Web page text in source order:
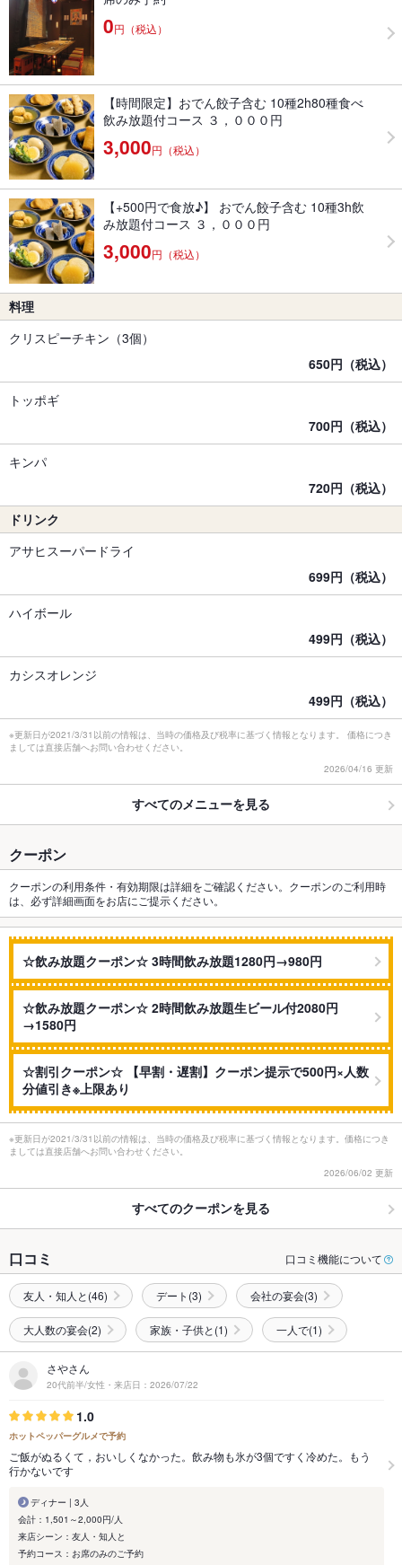
0円（税込）
【時間限定】おでん餃子含む 10種2h80種食べ
飲み放題付コース ３，０００円
3,000円（税込）
【+500円で食放♪】 おでん餃子含む 10種3h飲
み放題付コース ３，０００円
3,000円（税込）
料理
クリスピーチキン（3個）
650円（税込）
トッポギ
700円（税込）
キンパ
720円（税込）
ドリンク
アサヒスーパードライ
699円（税込）
ハイボール
499円（税込）
カシスオレンジ
499円（税込）
※更新日が2021/3/31以前の情報は、当時の価格及び税率に基づく情報となります。 価格につき
ましては直接店舗へお問い合わせください。
2026/04/16 更新
すべてのメニューを見る
クーポン
クーポンの利用条件・有効期限は詳細をご確認ください。クーポンのご利用時
は、必ず詳細画面をお店にご提示ください。
☆飲み放題クーポン☆ 3時間飲み放題1280円→980円
☆飲み放題クーポン☆ 2時間飲み放題生ビール付2080円
→1580円
☆割引クーポン☆ 【早割・遅割】クーポン提示で500円×人数
分値引き※上限あり
※更新日が2021/3/31以前の情報は、当時の価格及び税率に基づく情報となります。価格につき
ましては直接店舗へお問い合わせください。
2026/06/02 更新
すべてのクーポンを見る
口コミ 口コミ機能について
友人・知人と(46) デート(3) 会社の宴会(3)
大人数の宴会(2) 家族・子供と(1) 一人で(1)
さやさん
20代前半/女性・来店日：2026/07/22
1.0
ホットペッパーグルメで予約
ご飯がぬるくて，おいしくなかった。飲み物も氷が3個ですく冷めた。もう
行かないです
ディナー | 3人
会計：1,501～2,000円/人
来店シーン：友人・知人と
予約コース：お席のみのご予約